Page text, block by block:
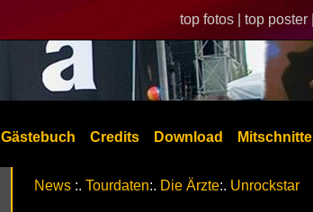
top fotos | top poster |
Gästebuch Credits Download Mitschnitte
News :. Tourdaten:. Die Ärzte:. Unrockstar